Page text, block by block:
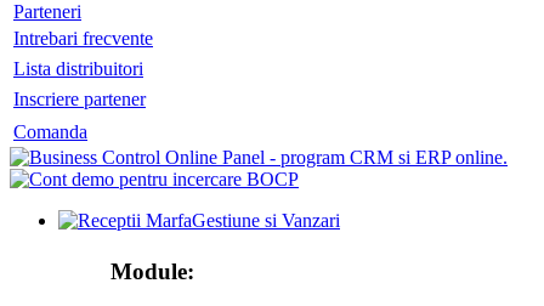
Parteneri
Intrebari frecvente
Lista distribuitori
Inscriere partener
Comanda
Gestiune si Vanzari
Module: